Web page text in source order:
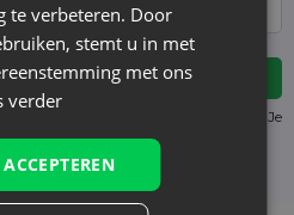
zie onze Privacyverklaring. Je
uitschrijven. (verplicht)
te verbeteren. Door
stemt u in met
met ons
verder